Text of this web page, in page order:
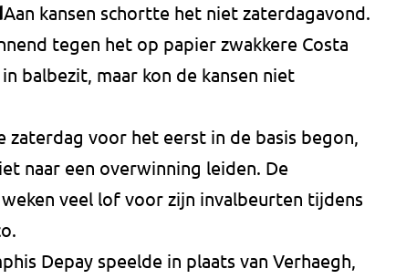
Aan kansen schortte het niet zaterdagavond.
tegen het op papier zwakkere Costa
balbezit, maar kon de kansen niet
zaterdag voor het eerst in de basis begon,
naar een overwinning leiden. De
veel lof voor zijn invalbeurten tijdens
Depay speelde in plaats van Verhaegh,